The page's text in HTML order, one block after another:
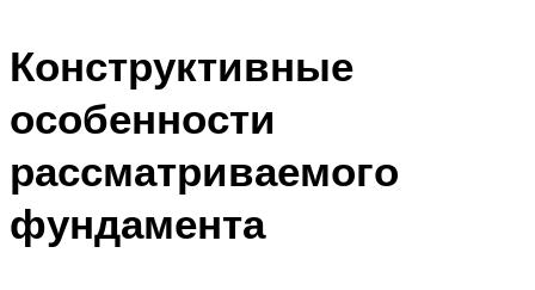
Конструктивные
особенности
рассматриваемого
фундамента